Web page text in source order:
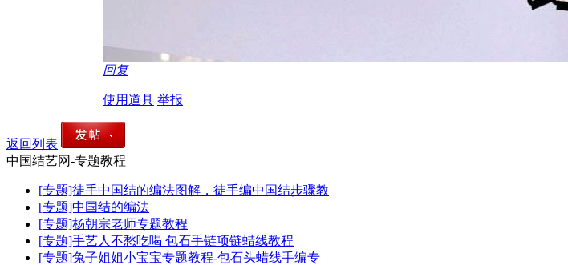
回复
使用道具 举报
返回列表
中国结艺网-专题教程
[专题]徒手中国结的编法图解，徒手编中国结步骤教
[专题]中国结的编法
[专题]杨朝宗老师专题教程
[专题]手艺人不愁吃喝 包石手链项链蜡线教程
[专题]兔子姐姐小宝宝专题教程-包石头蜡线手编专